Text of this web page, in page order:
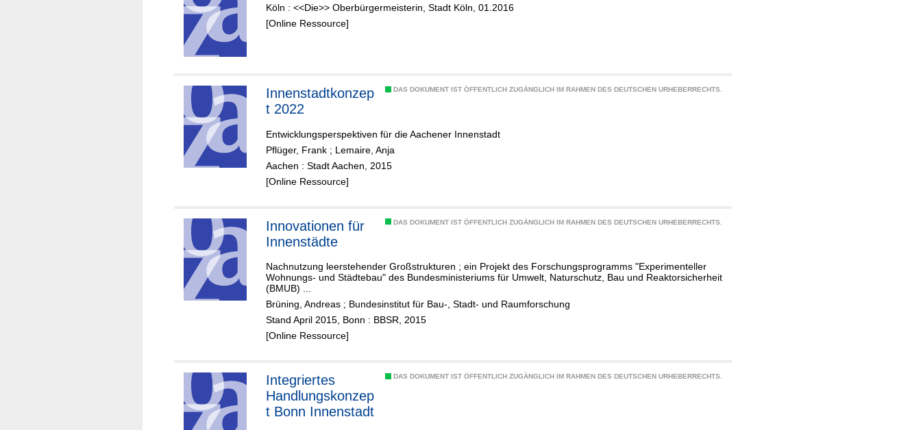
Köln : <<Die>> Oberbürgermeisterin, Stadt Köln, 01.2016
[Online Ressource]
DAS DOKUMENT IST ÖFFENTLICH ZUGÄNGLICH IM RAHMEN DES DEUTSCHEN URHEBERRECHTS.
Innenstadtkonzep
t 2022
Entwicklungsperspektiven für die Aachener Innenstadt
Pflüger, Frank ; Lemaire, Anja
Aachen : Stadt Aachen, 2015
[Online Ressource]
DAS DOKUMENT IST ÖFFENTLICH ZUGÄNGLICH IM RAHMEN DES DEUTSCHEN URHEBERRECHTS.
Innovationen für
Innenstädte
Nachnutzung leerstehender Großstrukturen ; ein Projekt des Forschungsprogramms "Experimenteller
Wohnungs- und Städtebau" des Bundesministeriums für Umwelt, Naturschutz, Bau und Reaktorsicherheit
(BMUB) ...
Brüning, Andreas ; Bundesinstitut für Bau-, Stadt- und Raumforschung
Stand April 2015, Bonn : BBSR, 2015
[Online Ressource]
DAS DOKUMENT IST ÖFFENTLICH ZUGÄNGLICH IM RAHMEN DES DEUTSCHEN URHEBERRECHTS.
Integriertes
Handlungskonzep
t Bonn Innenstadt